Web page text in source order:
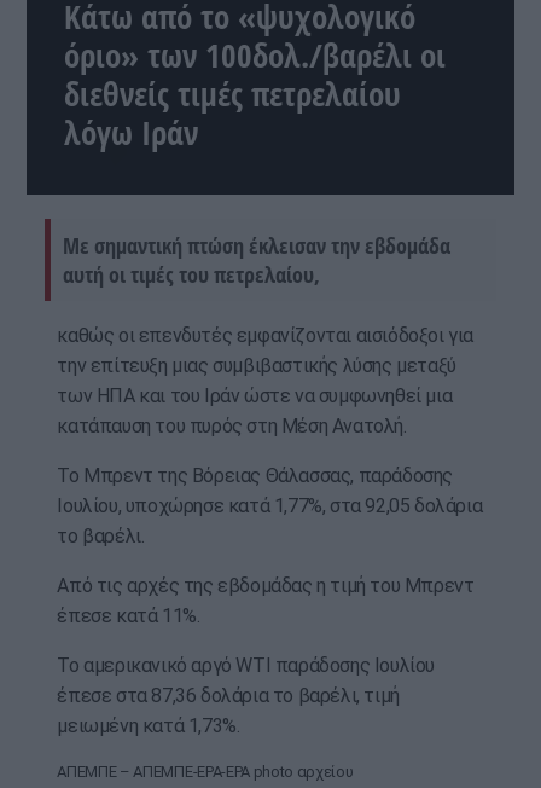
Κάτω από το «ψυχολογικό
όριο» των 100δολ./βαρέλι οι
διεθνείς τιμές πετρελαίου
λόγω Ιράν
Με σημαντική πτώση έκλεισαν την εβδομάδα
αυτή οι τιμές του πετρελαίου,
καθώς οι επενδυτές εμφανίζονται αισιόδοξοι για
την επίτευξη μιας συμβιβαστικής λύσης μεταξύ
των ΗΠΑ και του Ιράν ώστε να συμφωνηθεί μια
κατάπαυση του πυρός στη Μέση Ανατολή.
Το Μπρεντ της Βόρειας Θάλασσας, παράδοσης
Ιουλίου, υποχώρησε κατά 1,77%, στα 92,05 δολάρια
το βαρέλι.
Από τις αρχές της εβδομάδας η τιμή του Μπρεντ
έπεσε κατά 11%.
Το αμερικανικό αργό WTI παράδοσης Ιουλίου
έπεσε στα 87,36 δολάρια το βαρέλι, τιμή
μειωμένη κατά 1,73%.
ΑΠΕΜΠΕ – ΑΠΕΜΠΕ-EPA-EPA photo αρχείου